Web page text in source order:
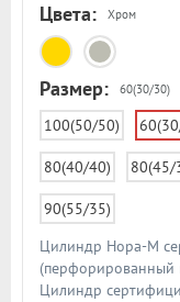
Цвета: Хром
Размер: 60(30/30)
100(50/50)
80(40/40) 80(45/
90(55/35)
Цилиндр Нора-М
(перфорированный
Цилиндр